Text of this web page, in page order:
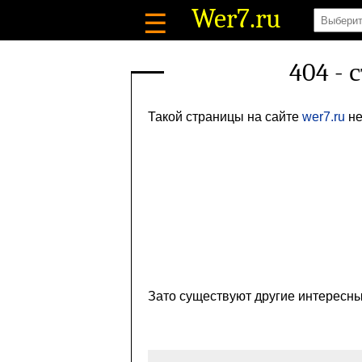
☰ Wer7.ru
404 -
Такой страницы на сайте wer7.ru
Зато существуют другие